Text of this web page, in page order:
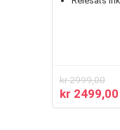
kr2999,00
kr 2499,00